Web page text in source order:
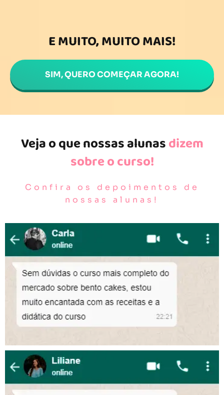
E MUITO, MUITO MAIS!
SIM, QUERO COMEÇAR AGORA!
Veja o que nossas alunasdizem
sobre o curso!
Confira os depoimentos de
nossas alunas!